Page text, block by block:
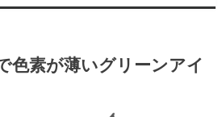
色素が薄いグリーンアイ